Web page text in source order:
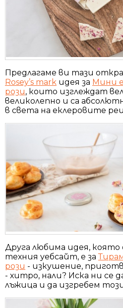
Предлагаме ви тази
Rosey’s mark идея за Мини
рози, които изглеждат
великолепно и са
в света на еклеровите
Друга любима идея,
техния уебсайт, е за
рози - изкушение,
- хитро, нали? Иска ни се
лъжица и да изгребем